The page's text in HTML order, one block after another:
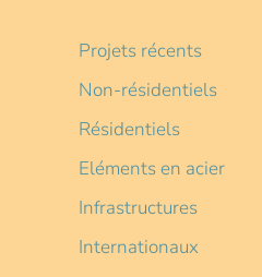
Projets récents
Non-résidentiels
Résidentiels
Eléments en acier
Infrastructures
Internationaux